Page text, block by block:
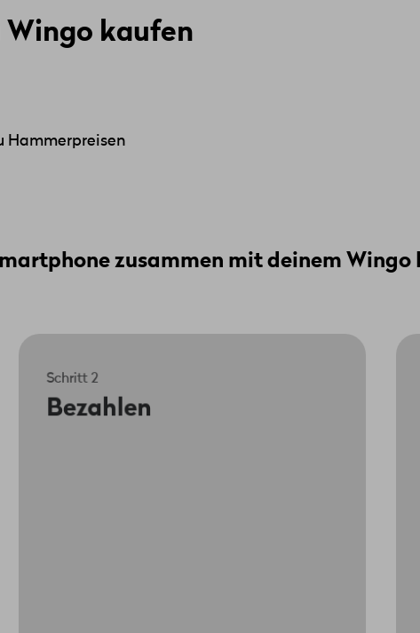
Wingo kaufen
Hammerpreisen
zusammen mit deinem
Schritt 2
Bezahlen
Du machst eine Anzahlung für dein